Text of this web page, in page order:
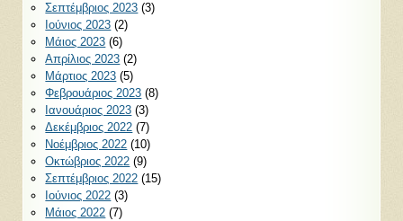
Σεπτέμβριος 2023 (3)
Ιούνιος 2023 (2)
Μάιος 2023 (6)
Απρίλιος 2023 (2)
Μάρτιος 2023 (5)
Φεβρουάριος 2023 (8)
Ιανουάριος 2023 (3)
Δεκέμβριος 2022 (7)
Νοέμβριος 2022 (10)
Οκτώβριος 2022 (9)
Σεπτέμβριος 2022 (15)
Ιούνιος 2022 (3)
Μάιος 2022 (7)